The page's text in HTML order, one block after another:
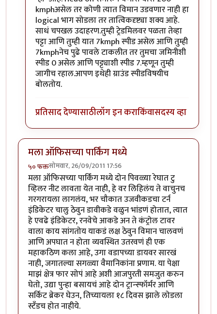
kmphअसेल तर कोणी त्यात विमान उडवणार नाही हा
logical भाग सोडला तर तात्विकदृष्ट्या शक्य आहे.
साधं चपखल उदाहरण.तुम्ही ट्रेडमिलवर पळता तेव्हा
पट्टा आणि तुम्ही यात 7kmph स्पीड असेल आणि तुम्ही
7kmphनेच पुढे पावले टाकलीत तर तुमचा जमिनीशी
स्पीड 0 असेल आणि पट्ट्याशी स्पीड 7.म्हणून तुम्ही
जागीच रहाल.आपण इथेही ग्राउंड स्पीडविषयीच
बोलतोय.
प्रतिसाद देण्यासाठीलॉग इन कराकिंवासदस्य व्हा
मला ऑफिसच्या पार्किंग मध्ये
५० फक्तसोमवार, 26/09/2011 17:56
मला ऑफिसच्या पार्किंग मध्ये दोन पिवळ्या रेघात टु
व्हिलर नीट लावता येत नाही, हे वर लिहिलंय ते वाचुनच
गरगरायला लागलंय, भर चौकात उजवीकडचा टर्न
इंडिकेटर चालु ठेवुन डावीकडे वळुन भांडणं होतात, त्यात
हे एवढे इंडिकेटर, रनवेचे आकडे अन ते कंट्रोल टावर
वाला काय सांगतोय याकडं लक्ष ठेवुन विमान चालवणं
आणि अपघात न होता व्यवस्थित उतरवणं ही एक
महाकठिण कला आहे, उगा वडापच्या डायवर सारखं
नाही, जगातल्या सगळ्या वैमानिकांना प्रणाम. या पेक्षा
माझं क्षेत्र फार सोपं आहे अशी आजपुरती समजुत करुन
घेतो, उद्या पुन्हा बसायचं आहे दोन ट्रान्स्फॉर्मर आणि
सर्किट ब्रेकर घेउन, तिच्यायला १८ दिवस झाले लोडला
स्टँडच होत नाहीये.